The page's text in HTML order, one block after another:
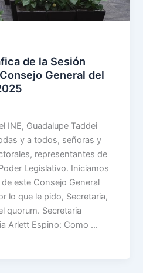
de la Sesión
General del
INE, Guadalupe Taddei
y a todos, señoras y
representantes de
Legislativo. Iniciamos
este Consejo General
lo que le pido, Secretaria,
quorum. Secretaria
Arlett Espino: Como …